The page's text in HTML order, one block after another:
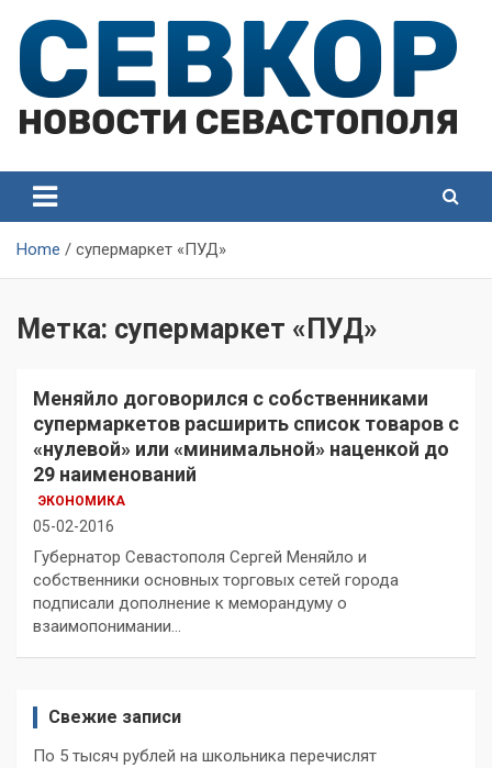
content
Севастополя
Севастополя
Home супермаркет «ПУД»
Метка: супермаркет «ПУД»
Меняйло договорился с собственниками
супермаркетов расширить список товаров с
«нулевой» или «минимальной» наценкой до
29 наименований
ЭКОНОМИКА
05-02-2016
Губернатор Севастополя Сергей Меняйло и
собственники основных торговых сетей города
подписали дополнение к меморандуму о
взаимопонимании…
Свежие записи
По 5 тысяч рублей на школьника перечислят